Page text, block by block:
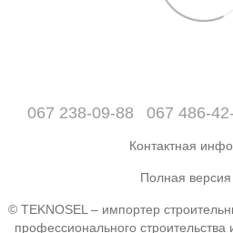
067 238-09-88 067 486-
Контактная
Полная версия
© TEKNOSEL – импортер
профессионального строительства